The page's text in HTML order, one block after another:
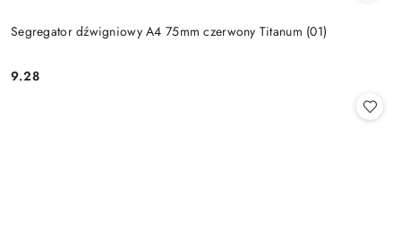
Segregator dźwigniowy A4 75mm czerwony Titanum (01)
Cena:
9.28